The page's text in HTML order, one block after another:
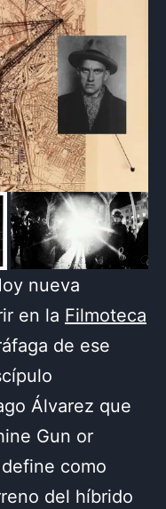
nueva
en la Filmoteca
de ese
Álvarez que
Gun or
como
del híbrido